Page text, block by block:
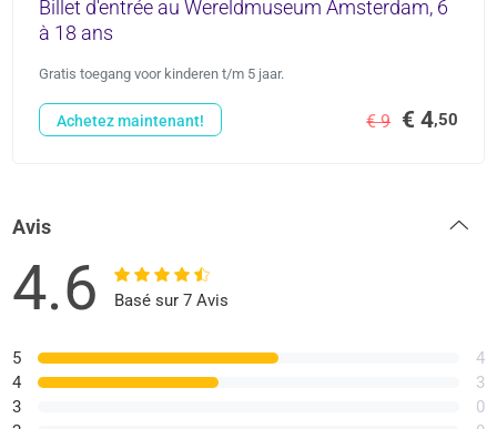
Billet d'entrée au Wereldmuseum Amsterdam, 6
à 18 ans
Gratis toegang voor kinderen t/m 5 jaar.
€ 9 € 4,50
Achetez maintenant!
Avis
4.6 Basé sur 7 Avis
5
4
3
4
3
0